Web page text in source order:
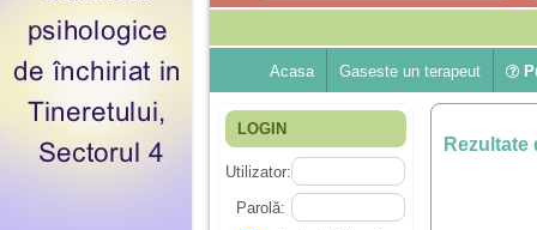
Acasa Gaseste un terapeut
LOGIN
Utilizator:
Parolă:
Rezultate